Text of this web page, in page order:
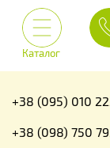
Каталог
+38 (095) 010
+38 (098) 750